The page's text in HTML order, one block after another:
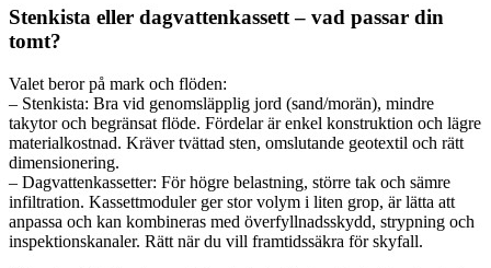
Stenkista eller dagvattenkassett – vad passar din
tomt?
Valet beror på mark och flöden:
– Stenkista: Bra vid genomsläpplig jord (sand/morän), mindre
takytor och begränsat flöde. Fördelar är enkel konstruktion och lägre
materialkostnad. Kräver tvättad sten, omslutande geotextil och rätt
dimensionering.
– Dagvattenkassetter: För högre belastning, större tak och sämre
infiltration. Kassettmoduler ger stor volym i liten grop, är lätta att
anpassa och kan kombineras med överfyllnadsskydd, strypning och
inspektionskanaler. Rätt när du vill framtidssäkra för skyfall.